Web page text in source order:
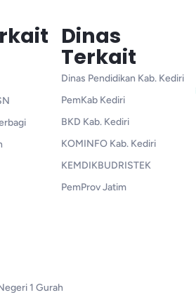
Dinas
Terkait
Dinas Pendidikan Kab. Kediri
PemKab Kediri
BKD Kab. Kediri
KOMINFO Kab. Kediri
KEMDIKBUDRISTEK
PemProv Jatim
1 Gurah